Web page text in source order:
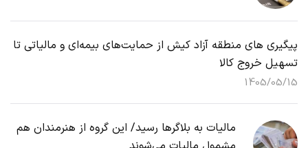
پیگیری های منطقه آزاد کیش از حمایت‌های بیمه‌ای و مالیاتی تا
تسهیل خروج کالا
1405/05/15
مالیات به بلاگرها رسید/ این گروه از هنرمندان هم